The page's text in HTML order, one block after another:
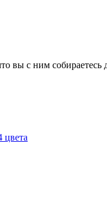
вы с ним собираетесь
цвета